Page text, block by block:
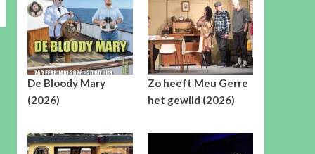
De Bloody Mary
(2026)
Zo heeft Meu Gerre
het gewild (2026)